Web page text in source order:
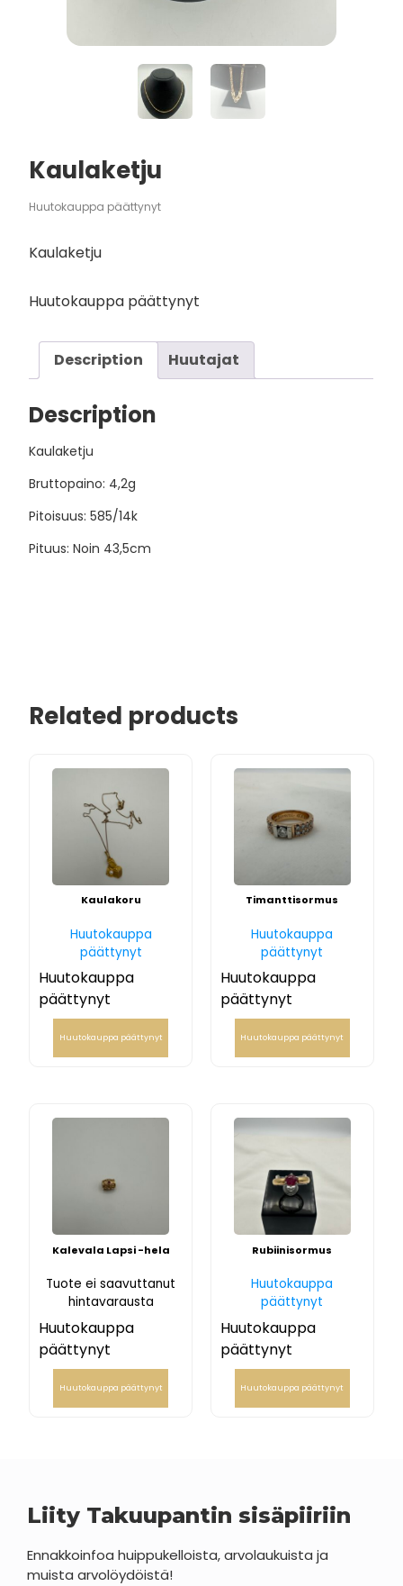
Kaulaketju
Huutokauppa päättynyt
Kaulaketju
Huutokauppa päättynyt
Description Huutajat
Description
Kaulaketju
Bruttopaino: 4,2g
Pitoisuus: 585/14k
Pituus: Noin 43,5cm
Related products
Kaulakoru
Huutokauppa
päättynyt
Huutokauppa
päättynyt
Huutokauppa päättynyt
Timanttisormus
Huutokauppa
päättynyt
Huutokauppa
päättynyt
Huutokauppa päättynyt
Kalevala Lapsi -hela
Tuote ei saavuttanut
hintavarausta
Huutokauppa
päättynyt
Huutokauppa päättynyt
Rubiinisormus
Huutokauppa
päättynyt
Huutokauppa
päättynyt
Huutokauppa päättynyt
Liity Takuupantin sisäpiiriin
Ennakkoinfoa huippukelloista, arvolaukuista ja
muista arvolöydöistä!